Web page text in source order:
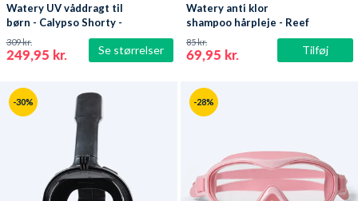
Se størrelser
Watery UV våddragt til
børn - Calypso Shorty -
Mørkeblå
249,95 kr.
309 kr.
Tilføj
Watery anti klor
shampoo hårpleje - Reef
69,95 kr.
85 kr.
-30% -28%